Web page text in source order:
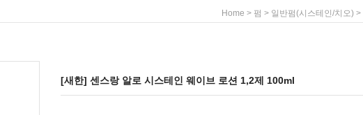
Home > 펌 > 일반펌(시스테인/치오) >
[새한] 센스랑 알로 시스테인 웨이브 로션 1,2제 100ml